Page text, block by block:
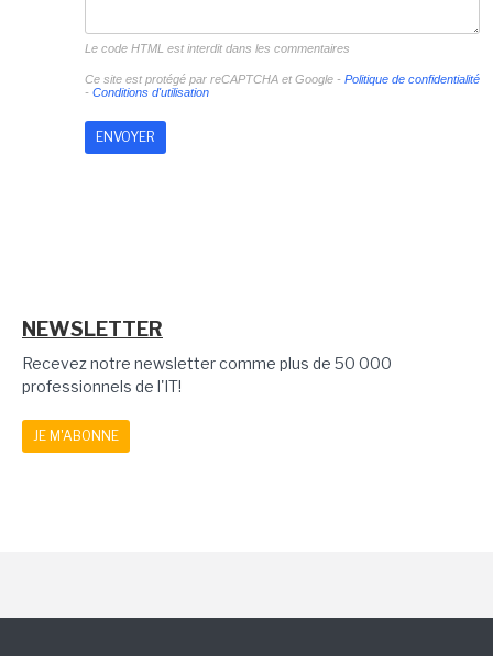
Le code HTML est interdit dans les commentaires
Ce site est protégé par reCAPTCHA et Google - Politique de confidentialité
- Conditions d'utilisation
NEWSLETTER
Recevez notre newsletter comme plus de 50 000
professionnels de l'IT!
JE M'ABONNE